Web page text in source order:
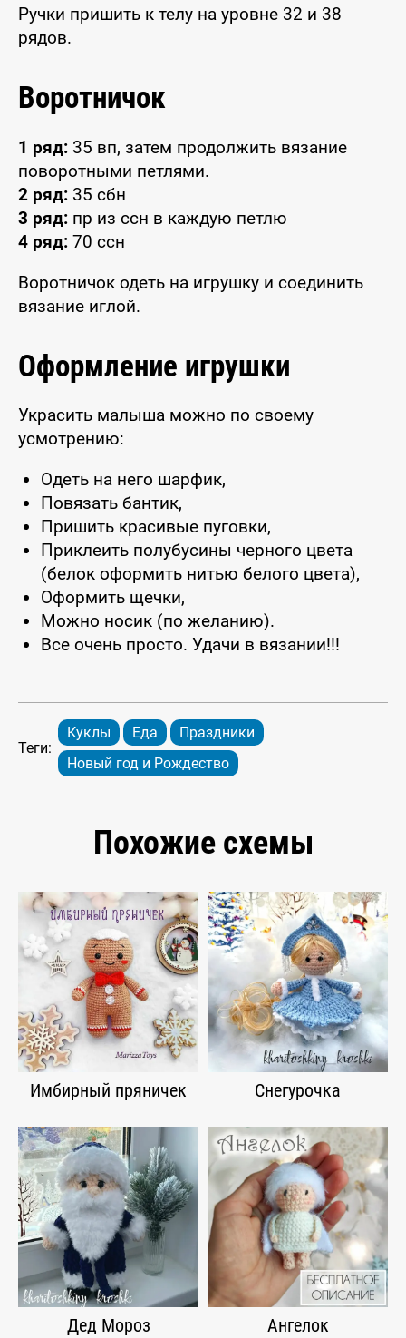
Ручки пришить к телу на уровне 32 и 38
рядов.
Воротничок
1 ряд: 35 вп, затем продолжить вязание
поворотными петлями.
2 ряд: 35 сбн
3 ряд: пр из ссн в каждую петлю
4 ряд: 70 ссн
Воротничок одеть на игрушку и соединить
вязание иглой.
Оформление игрушки
Украсить малыша можно по своему
усмотрению:
Одеть на него шарфик,
Повязать бантик,
Пришить красивые пуговки,
Приклеить полубусины черного цвета
(белок оформить нитью белого цвета),
Оформить щечки,
Можно носик (по желанию).
Все очень просто. Удачи в вязании!!!
Теги:
Куклы Еда
Праздники
Новый год и Рождество
Похожие схемы
Имбирный пряничек Снегурочка
Дед Мороз Ангелок